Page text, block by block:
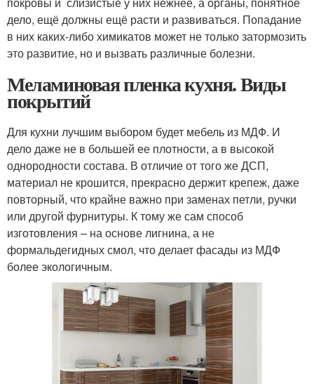
дело, ещё должны ещё расти и развиваться. Попадание
в них каких-либо химикатов может не только затормозить
это развитие, но и вызвать различные болезни.
Меламиновая пленка кухня. Виды
покрытий
Для кухни лучшим выбором будет мебель из МДФ. И
дело даже не в большей ее плотности, а в высокой
однородности состава. В отличие от того же ДСП,
материал не крошится, прекрасно держит крепеж, даже
повторный, что крайне важно при заменах петли, ручки
или другой фурнитуры. К тому же сам способ
изготовления – на основе лигнина, а не
формальдегидных смол, что делает фасады из МДФ
более экологичным.